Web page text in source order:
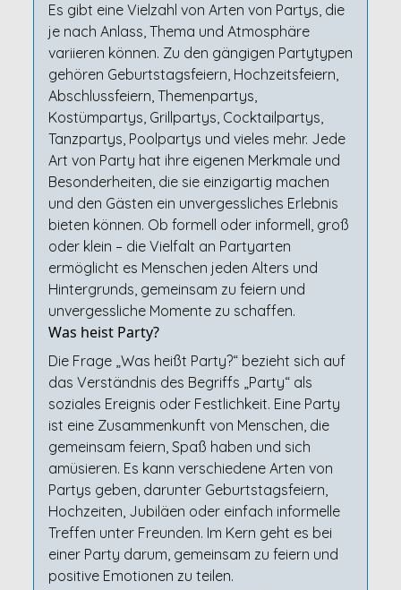
Es gibt eine Vielzahl von Arten von Partys, die
je nach Anlass, Thema und Atmosphäre
variieren können. Zu den gängigen Partytypen
gehören Geburtstagsfeiern, Hochzeitsfeiern,
Abschlussfeiern, Themenpartys,
Kostümpartys, Grillpartys, Cocktailpartys,
Tanzpartys, Poolpartys und vieles mehr. Jede
Art von Party hat ihre eigenen Merkmale und
Besonderheiten, die sie einzigartig machen
und den Gästen ein unvergessliches Erlebnis
bieten können. Ob formell oder informell, groß
oder klein – die Vielfalt an Partyarten
ermöglicht es Menschen jeden Alters und
Hintergrunds, gemeinsam zu feiern und
unvergessliche Momente zu schaffen.
Was heist Party?
Die Frage „Was heißt Party?“ bezieht sich auf
das Verständnis des Begriffs „Party“ als
soziales Ereignis oder Festlichkeit. Eine Party
ist eine Zusammenkunft von Menschen, die
gemeinsam feiern, Spaß haben und sich
amüsieren. Es kann verschiedene Arten von
Partys geben, darunter Geburtstagsfeiern,
Hochzeiten, Jubiläen oder einfach informelle
Treffen unter Freunden. Im Kern geht es bei
einer Party darum, gemeinsam zu feiern und
positive Emotionen zu teilen.